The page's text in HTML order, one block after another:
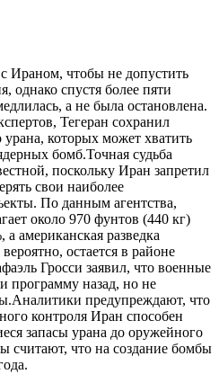
Ираном, чтобы не допустить
однако спустя более пяти
а не была остановлена.
Тегеран сохранил
которых может хватить
бомб.Точная судьба
поскольку Иран запретил
свои наиболее
По данным агентства,
около 970 фунтов (440 кг)
американская разведка
остается в районе
Гросси заявил, что военные
программу назад, но не
предупреждают, что
контроля Иран способен
запасы урана до оружейного
считают, что на создание бомбы